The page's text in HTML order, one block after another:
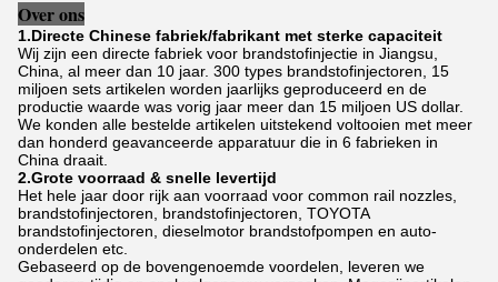
Over ons
1.Directe Chinese fabriek/fabrikant met sterke capaciteit
Wij zijn een directe fabriek voor brandstofinjectie in Jiangsu,
China, al meer dan 10 jaar. 300 types brandstofinjectoren, 15
miljoen sets artikelen worden jaarlijks geproduceerd en de
productie waarde was vorig jaar meer dan 15 miljoen US dollar.
We konden alle bestelde artikelen uitstekend voltooien met meer
dan honderd geavanceerde apparatuur die in 6 fabrieken in
China draait.
2.Grote voorraad & snelle levertijd
Het hele jaar door rijk aan voorraad voor common rail nozzles,
brandstofinjectoren, brandstofinjectoren, TOYOTA
brandstofinjectoren, dieselmotor brandstofpompen en auto-
onderdelen etc.
Gebaseerd op de bovengenoemde voordelen, leveren we